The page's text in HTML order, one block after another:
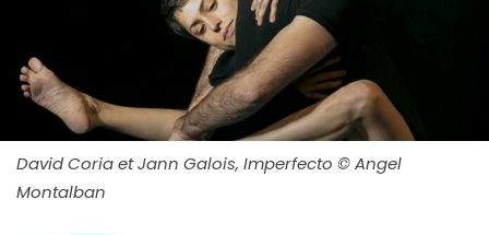
David Coria et Jann Galois, Imperfecto © Angel
Montalban